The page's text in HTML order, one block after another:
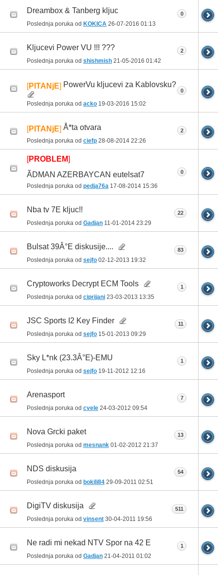
Dreambox & Tanberg kljuc
Poslednja poruka od KOKICA 26-07-2016 01:13
0
Kljucevi Power VU !!! ???
Poslednja poruka od shishmish 21-05-2016 01:42
2
[PITANjE] PowerVu kljucevi za Kablovsku?
Poslednja poruka od acko 19-03-2016 15:02
0
[PITANjE] Å*ta otvara
Poslednja poruka od ciefp 28-08-2014 22:26
2
[PROBLEM]
ÃDMAN AZERBAYCAN eutelsat7
Poslednja poruka od pedja76a 17-08-2014 15:36
0
Nba tv 7E kljuc!!
Poslednja poruka od Gadjan 11-01-2014 23:29
22
Bulsat 39Â°E diskusije....
Poslednja poruka od sejfo 02-12-2013 19:32
83
Cryptoworks Decrypt ECM Tools
Poslednja poruka od ciprijani 23-03-2013 13:35
1
JSC Sports I2 Key Finder
Poslednja poruka od sejfo 15-01-2013 09:29
11
Sky L*nk (23.3Â°E)-EMU
Poslednja poruka od sejfo 19-11-2012 12:16
1
Arenasport
Poslednja poruka od cvele 24-03-2012 09:54
7
Nova Grcki paket
Poslednja poruka od mesnank 01-02-2012 21:37
13
NDS diskusija
Poslednja poruka od bokili84 29-09-2011 02:51
54
DigiTV diskusija
Poslednja poruka od vinsent 30-04-2011 19:56
511
Ne radi mi nekad NTV Spor na 42 E
Poslednja poruka od Gadjan 21-04-2011 01:02
1